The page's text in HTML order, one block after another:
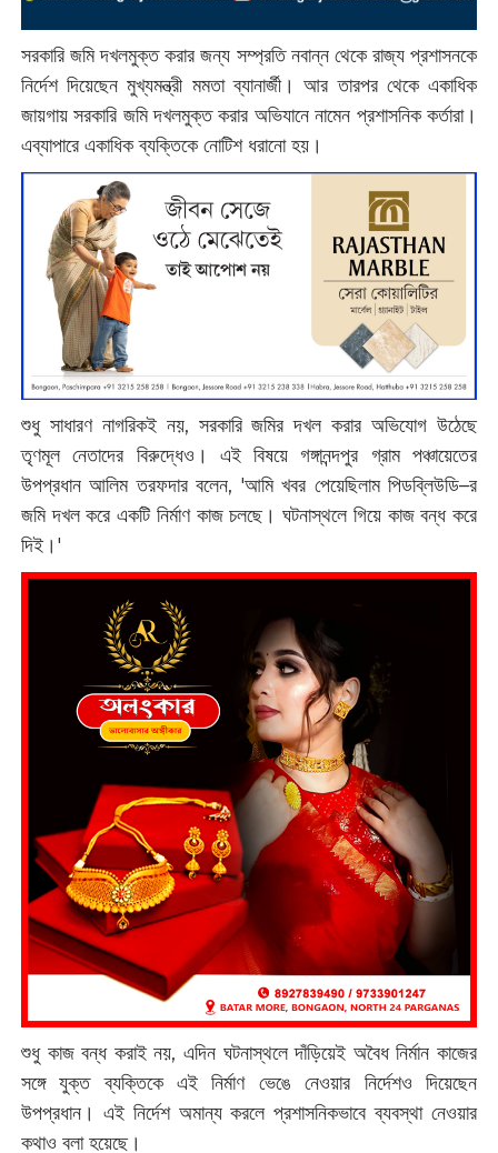
সরকারি জমি দখলমুক্ত করার জন্য সম্প্রতি নবান্ন থেকে রাজ্য প্রশাসনকে
নির্দেশ দিয়েছেন মুখ্যমন্ত্রী মমতা ব্যানার্জী। আর তারপর থেকে একাধিক
জায়গায় সরকারি জমি দখলমুক্ত করার অভিযানে নামেন প্রশাসনিক কর্তারা।
এব্যাপারে একাধিক ব্যক্তিকে নোটিশ ধরানো হয়।
শুধু সাধারণ নাগরিকই নয়, সরকারি জমির দখল করার অভিযোগ উঠেছে
তৃণমূল নেতাদের বিরুদ্ধেও। এই বিষয়ে গঙ্গানন্দপুর গ্রাম পঞ্চায়েতের
উপপ্রধান আলিম তরফদার বলেন, 'আমি খবর পেয়েছিলাম পিডব্লিউডি–র
জমি দখল করে একটি নির্মাণ কাজ চলছে। ঘটনাস্থলে গিয়ে কাজ বন্ধ করে
দিই।'‌
শুধু কাজ বন্ধ করাই নয়, এদিন ঘটনাস্থলে দাঁড়িয়েই অবৈধ নির্মান কাজের
সঙ্গে যুক্ত ব্যক্তিকে এই নির্মাণ ভেঙে নেওয়ার নির্দেশও দিয়েছেন
উপপ্রধান। এই নির্দেশ অমান্য করলে প্রশাসনিকভাবে ব্যবস্থা নেওয়ার
কথাও বলা হয়েছে।